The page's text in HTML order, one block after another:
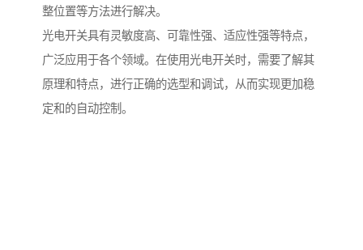
整位置等方法进行解决。
光电开关具有灵敏度高、可靠性强、适应性强等特点，
广泛应用于各个领域。在使用光电开关时，需要了解其
原理和特点，进行正确的选型和调试，从而实现更加稳
定和的自动控制。